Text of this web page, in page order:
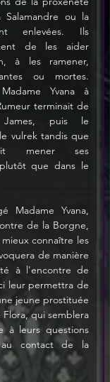
ou la
enlevées. Ils
de les aider
à les ramener,
ou mortes.
Yvana à
terminait de
James, puis le
vulrek tandis que
mener ses
que dans le
Madame Yvana,
de la Borgne,
connaître les
de manière
à l'encontre de
leur permettra de
jeune prostituée
qui semblera
à leurs questions
contact de la